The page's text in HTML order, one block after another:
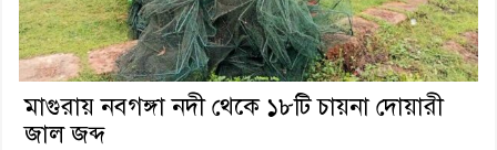
মাগুরায় নবগঙ্গা নদী থেকে ১৮টি চায়না দোয়ারী
জাল জব্দ